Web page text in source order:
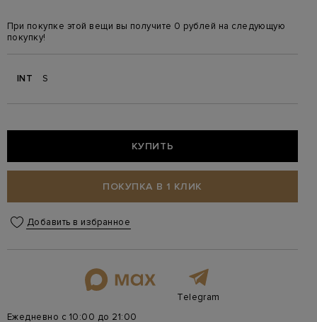
При покупке этой вещи вы получите 0 рублей на следующую
покупку!
INT S
КУПИТЬ
ПОКУПКА В 1 КЛИК
Добавить в избранное
Telegram
Ежедневно с 10:00 до 21:00